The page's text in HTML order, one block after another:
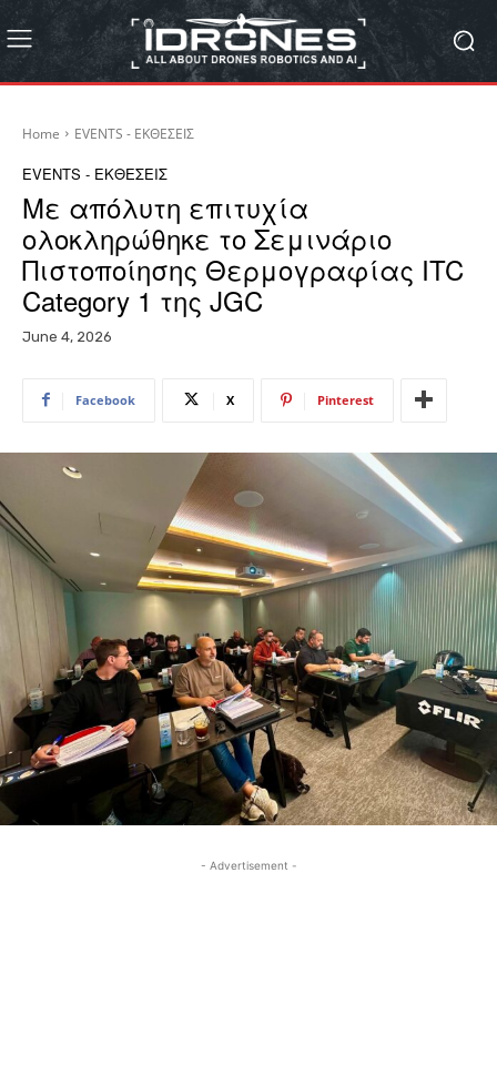
Home EVENTS - ΕΚΘΕΣΕΙΣ
EVENTS - ΕΚΘΕΣΕΙΣ
Με απόλυτη επιτυχία
ολοκληρώθηκε το Σεμινάριο
Πιστοποίησης Θερμογραφίας ITC
Category 1 της JGC
June 4, 2026
Facebook X Pinterest
- Advertisement -